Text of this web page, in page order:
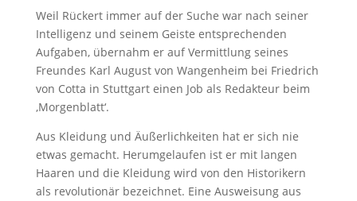
Weil Rückert immer auf der Suche war nach seiner
Intelligenz und seinem Geiste entsprechenden
Aufgaben, übernahm er auf Vermittlung seines
Freundes Karl August von Wangenheim bei Friedrich
von Cotta in Stuttgart einen Job als Redakteur beim
‚Morgenblatt‘.
Aus Kleidung und Äußerlichkeiten hat er sich nie
etwas gemacht. Herumgelaufen ist er mit langen
Haaren und die Kleidung wird von den Historikern
als revolutionär bezeichnet. Eine Ausweisung aus